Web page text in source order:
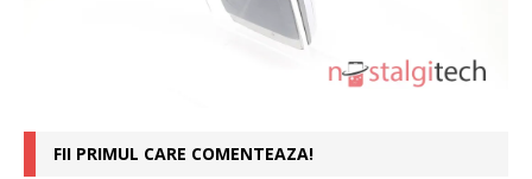
FII PRIMUL CARE COMENTEAZA!